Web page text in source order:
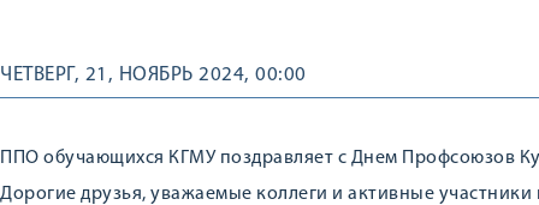
ЧЕТВЕРГ, 21, НОЯБРЬ 2024, 00:00
ППО обучающихся КГМУ поздравляет с Днем Профсоюзов
Дорогие друзья, уважаемые коллеги и активные